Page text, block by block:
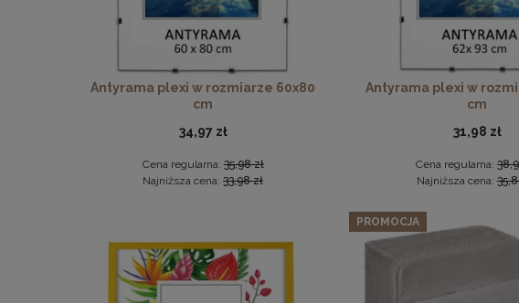
Twarda podkładka
Zestaw 3 szt. ramek
Antyrama plexi w rozmiarze 60x80
cm
34,97 zł
Cena regularna:35,98 zł
Najniższa cena: 33,98 zł
Antyrama plexi w
cm
31,98 zł
Cena regularna:
Najniższa cena:
PROMOCJA